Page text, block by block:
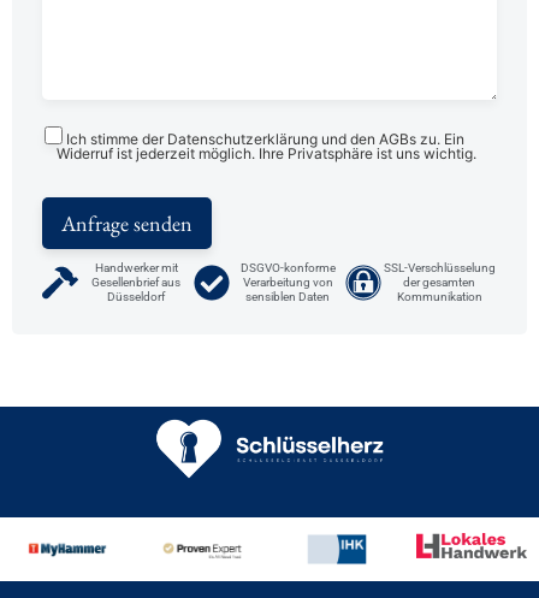
Ich stimme der Datenschutzerklärung und den AGBs zu. Ein
Widerruf ist jederzeit möglich. Ihre Privatsphäre ist uns wichtig.
Handwerker mit
Gesellenbrief aus
Düsseldorf
DSGVO-konforme
Verarbeitung von
sensiblen Daten
SSL-Verschlüsselung
der gesamten
Kommunikation